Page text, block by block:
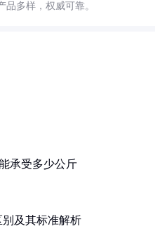
多样，权威可靠。
承受多少公斤
别及其标准解析